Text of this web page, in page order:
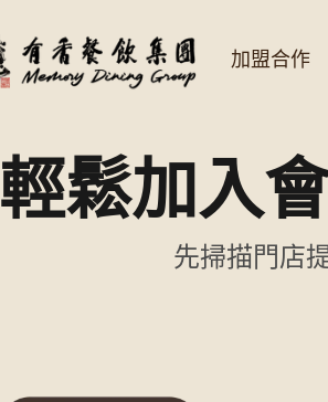
加盟合作
輕鬆加入
先掃描門店